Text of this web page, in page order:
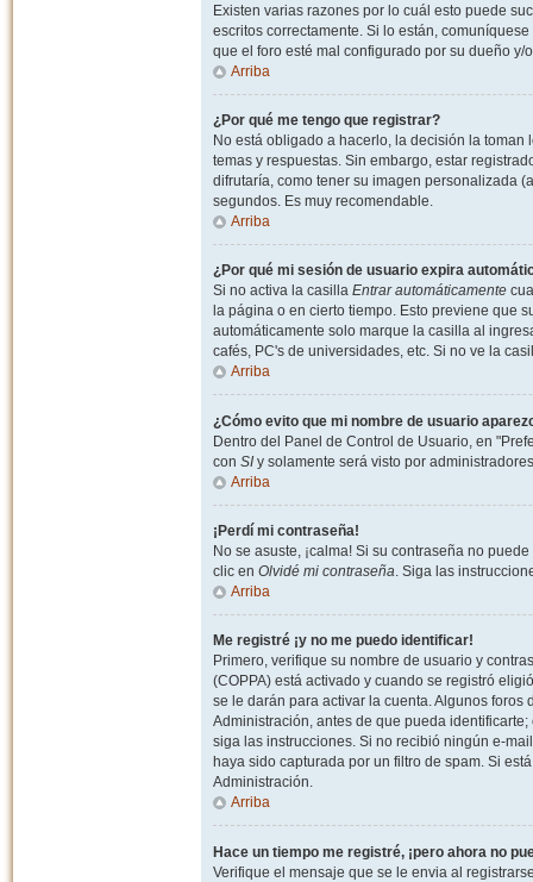
Existen varias razones por lo cuál esto puede
escritos correctamente. Si lo están,
que el foro esté mal configurado por su dueño
Arriba
¿Por qué me tengo que registrar?
No está obligado a hacerlo, la decisión la
temas y respuestas. Sin embargo, estar
difrutaría, como tener su imagen personalizada
segundos. Es muy recomendable.
Arriba
¿Por qué mi sesión de usuario expira
Si no activa la casilla Entrar automáticamente
la página o en cierto tiempo. Esto previene que
automáticamente solo marque la casilla al
cafés, PC's de universidades, etc. Si no ve la
Arriba
¿Cómo evito que mi nombre de usuario
Dentro del Panel de Control de Usuario, en
con SIy solamente será visto por
Arriba
¡Perdí mi contraseña!
No se asuste, ¡calma! Si su contraseña no
clic en Olvidé mi contraseña. Siga las
Arriba
Me registré ¡y no me puedo identificar!
Primero, verifique su nombre de usuario y
(COPPA) está activado y cuando se registró
se le darán para activar la cuenta. Algunos
Administración, antes de que pueda
siga las instrucciones. Si no recibió ningún e-
haya sido capturada por un filtro de spam. Si
Administración.
Arriba
Hace un tiempo me registré, ¡pero ahora no
Verifique el mensaje que se le envia al